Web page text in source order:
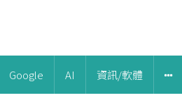
Google AI 資訊/軟體